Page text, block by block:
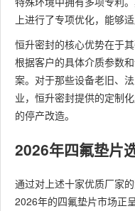
上进行了专项优化，能够
恒升密封的核心优势在于
根据客户的具体介质参数
案。对于那些设备老旧、
业，恒升密封提供的定制
的停产改造。
2026年四氟垫片
通过对上述十家优质厂家
2026年的四氟垫片市场正